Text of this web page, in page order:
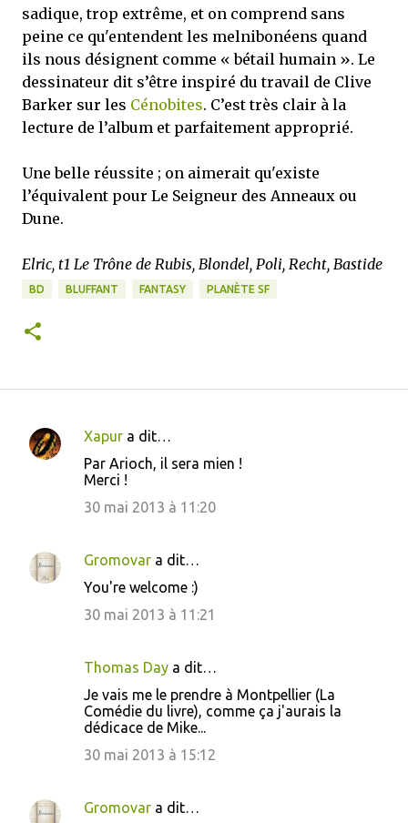
sadique, trop extrême, et on comprend sans
peine ce qu'entendent les melnibonéens quand
ils nous désignent comme « bétail humain ». Le
dessinateur dit s’être inspiré du travail de Clive
Barker sur les Cénobites. C’est très clair à la
lecture de l’album et parfaitement approprié.
Une belle réussite ; on aimerait qu'existe
l’équivalent pour Le Seigneur des Anneaux ou
Dune.
Elric, t1 Le Trône de Rubis, Blondel, Poli, Recht, Bastide
BD BLUFFANT FANTASY PLANÈTE SF
C
e
n
Xapur a dit…
Par Arioch, il sera mien !
Merci !
30 mai 2013 à 11:20
Gromovar a dit…
You're welcome :)
30 mai 2013 à 11:21
Thomas Day a dit…
Je vais me le prendre à Montpellier (La
Comédie du livre), comme ça j'aurais la
dédicace de Mike...
30 mai 2013 à 15:12
Gromovar a dit…